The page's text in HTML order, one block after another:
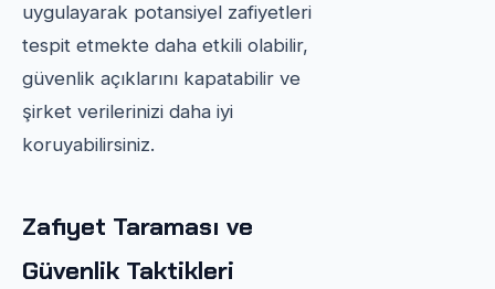
uygulayarak potansiyel zafiyetleri
tespit etmekte daha etkili olabilir,
güvenlik açıklarını kapatabilir ve
şirket verilerinizi daha iyi
koruyabilirsiniz.
Zafiyet Taraması ve
Güvenlik Taktikleri